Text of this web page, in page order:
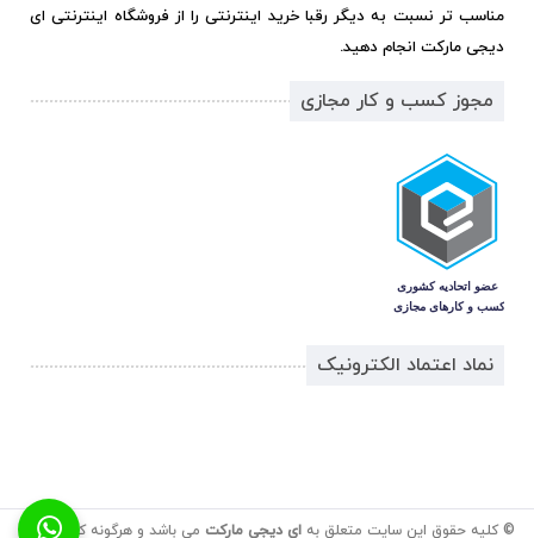
مناسب تر نسبت به دیگر رقبا خرید اینترنتی را از فروشگاه اینترنتی ای
دیجی مارکت انجام دهید.
مجوز کسب و کار مجازی
نماد اعتماد الکترونیک
© کلیه حقوق این سایت متعلق به ای دیجی مارکت می باشد و هرگونه کپی برداری